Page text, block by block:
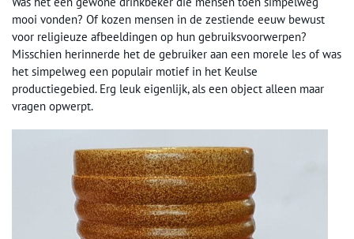
mooi vonden? Of kozen mensen in de zestiende eeuw bewust
voor religieuze afbeeldingen op hun gebruiksvoorwerpen?
Misschien herinnerde het de gebruiker aan een morele les of was
het simpelweg een populair motief in het Keulse
productiegebied. Erg leuk eigenlijk, als een object alleen maar
vragen opwerpt.